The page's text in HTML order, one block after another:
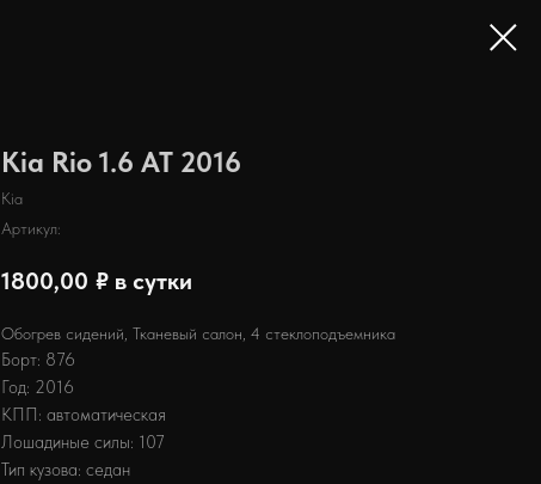
Kia Rio 1.6 AT 2016
Kia
Артикул:
1800,00 ₽ в сутки
Обогрев сидений, Тканевый салон, 4 стеклоподъемника
Борт: 876
Год: 2016
КПП: автоматическая
Лошадиные силы: 107
Тип кузова: седан